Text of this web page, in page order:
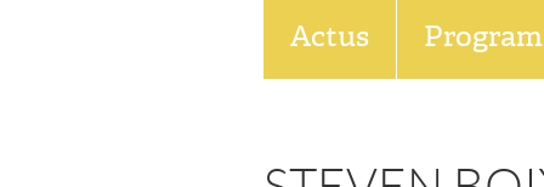
M
E
Actus